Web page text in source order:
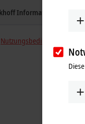
Information System
Nutzungsbedingungen